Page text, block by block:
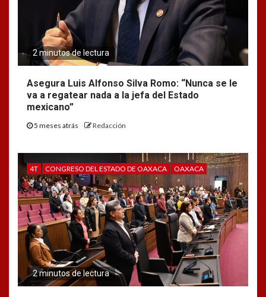
2 minutos de lectura
Asegura Luis Alfonso Silva Romo: “Nunca se le
va a regatear nada a la jefa del Estado
mexicano”
5 meses atrás Redacción
4T CONGRESO DEL ESTADO DE OAXACA OAXACA
2 minutos de lectura